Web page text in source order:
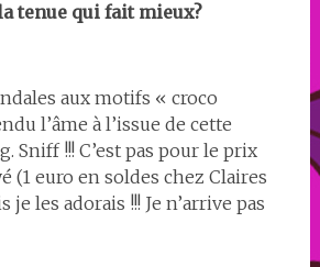
tenue qui fait mieux?
aux motifs « croco
l’âme à l’issue de cette
Sniff !!! C’est pas pour le prix
(1 euro en soldes chez Claires
je les adorais !!! Je n’arrive pas